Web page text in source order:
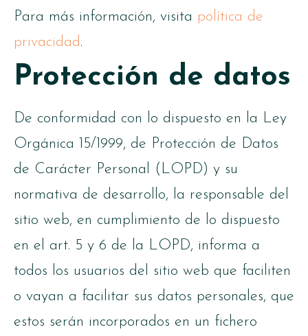
Para más información, visita política de
privacidad.
Protección de datos
De conformidad con lo dispuesto en la Ley
Orgánica 15/1999, de Protección de Datos
de Carácter Personal (LOPD) y su
normativa de desarrollo, la responsable del
sitio web, en cumplimiento de lo dispuesto
en el art. 5 y 6 de la LOPD, informa a
todos los usuarios del sitio web que faciliten
o vayan a facilitar sus datos personales, que
estos serán incorporados en un fichero